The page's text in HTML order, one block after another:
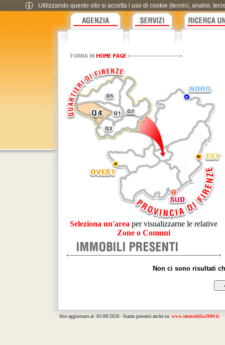
Seleziona un'area per visualizzarne le relative
Zone o Comuni
Non ci sono risultati
Sito aggiornato al: 05/08/2026 - Siamo presenti anche su: www.immobilia2000.it
Utilizzando questo sito si accetta l uso di cookie (tecnici, analisi,